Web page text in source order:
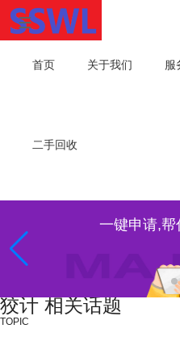
首页 关于我们 服
二手回收
一键申请,
狡计 相关话题
TOPIC